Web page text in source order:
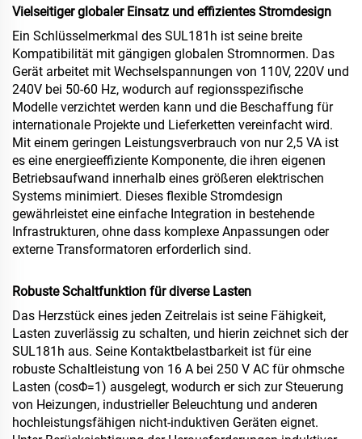
Vielseitiger globaler Einsatz und effizientes Stromdesign
Ein Schlüsselmerkmal des SUL181h ist seine breite
Kompatibilität mit gängigen globalen Stromnormen. Das
Gerät arbeitet mit Wechselspannungen von 110V, 220V und
240V bei 50-60 Hz, wodurch auf regionsspezifische
Modelle verzichtet werden kann und die Beschaffung für
internationale Projekte und Lieferketten vereinfacht wird.
Mit einem geringen Leistungsverbrauch von nur 2,5 VA ist
es eine energieeffiziente Komponente, die ihren eigenen
Betriebsaufwand innerhalb eines größeren elektrischen
Systems minimiert. Dieses flexible Stromdesign
gewährleistet eine einfache Integration in bestehende
Infrastrukturen, ohne dass komplexe Anpassungen oder
externe Transformatoren erforderlich sind.
Robuste Schaltfunktion für diverse Lasten
Das Herzstück eines jeden Zeitrelais ist seine Fähigkeit,
Lasten zuverlässig zu schalten, und hierin zeichnet sich der
SUL181h aus. Seine Kontaktbelastbarkeit ist für eine
robuste Schaltleistung von 16 A bei 250 V AC für ohmsche
Lasten (cosΦ=1) ausgelegt, wodurch er sich zur Steuerung
von Heizungen, industrieller Beleuchtung und anderen
hochleistungsfähigen nicht-induktiven Geräten eignet.